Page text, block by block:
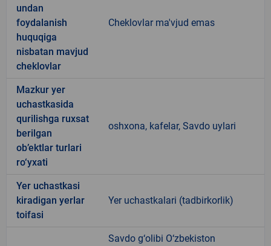
undan
foydalanish
huquqiga
nisbatan mavjud
cheklovlar
Cheklovlar ma'vjud emas
Mazkur yer
uchastkasida
qurilishga ruxsat
berilgan
ob’ektlar turlari
ro‘yxati
oshxona, kafelar, Savdo uylari
Yer uchastkasi
kiradigan yerlar
toifasi
Yer uchastkalari (tadbirkorlik)
Savdo g‘olibi O‘zbekiston